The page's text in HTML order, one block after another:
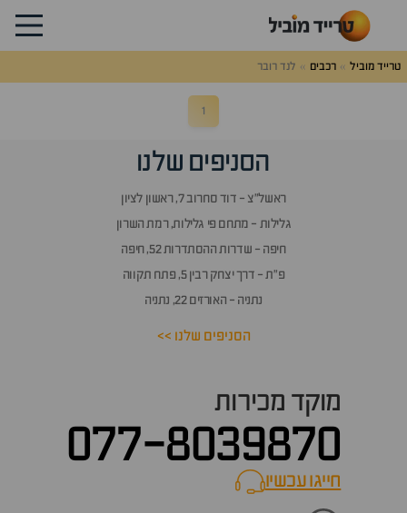
טרייד מוביל רכבים לנד רובר
1
הסניפים שלנו
ראשל״צ - דוד סחרוב 7, ראשון לציון
גלילות - מתחם פי גלילות, רמת השרון
חיפה - שדרות ההסתדרות 52, חיפה
פ״ת - דרך יצחק רבין 5, פתח תקווה
נתניה - האורזים 22, נתניה
הסניפים שלנו >>
מוקד מכירות
077-8039870
חייגו עכשיוcall now